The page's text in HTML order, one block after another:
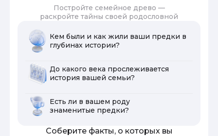
Постройте семейное древо —
раскройте тайны своей родословной
Кем были и как жили ваши предки в
глубинах истории?
До какого века прослеживается
история вашей семьи?
Есть ли в вашем роду
знаменитые предки?
Соберите факты, о которых вы